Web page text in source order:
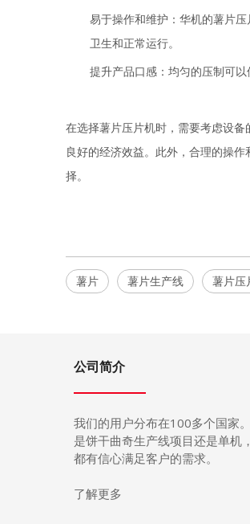
易于操作和维护：华机的薯片
卫生和正常运行。
提升产品口感：均匀的压制可
在选择薯片压片机时，需要考虑设
良好的经济效益。此外，合理的操
择。
薯片 薯片生产线 薯片压
公司简介
我们的用户分布在100多个国家
是饼干曲奇生产线项目还是单机
都有信心满足客户的需求。
了解更多